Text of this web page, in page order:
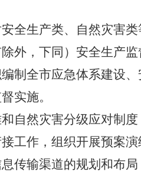
生产类、自然灾害类
外，下同）安全生产监
全市应急体系建设、
实施。
然灾害分级应对制度
工作，组织开展预案演
输渠道的规划和布局